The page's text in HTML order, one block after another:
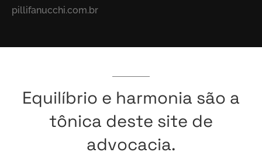
pillifanucchi.com.br
Equilíbrio e harmonia são a
tônica deste site de
advocacia.